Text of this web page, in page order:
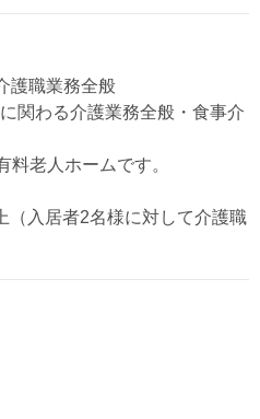
護職業務全般
関わる介護業務全般・食事介
料老人ホームです。
入居者2名様に対して介護職